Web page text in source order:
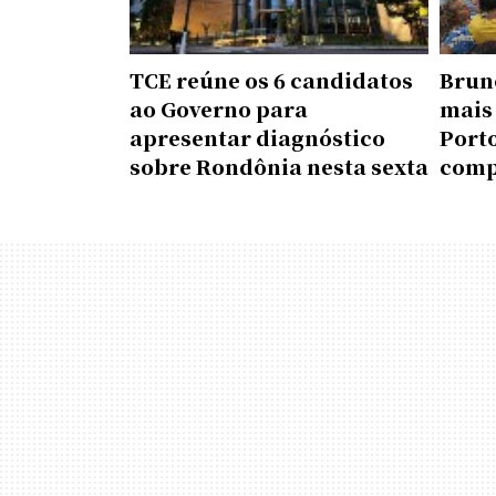
TCE reúne os 6 candidatos
ao Governo para
apresentar diagnóstico
sobre Rondônia nesta sexta
mais